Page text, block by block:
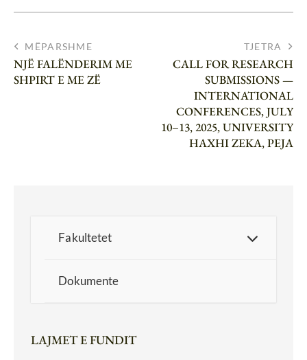
MËPARSHME
NJË FALËNDERIM ME
SHPIRT E ME ZË
TJETRA
CALL FOR RESEARCH
SUBMISSIONS —
INTERNATIONAL
CONFERENCES, JULY
10–13, 2025, UNIVERSITY
HAXHI ZEKA, PEJA
Fakultetet
Dokumente
LAJMET E FUNDIT